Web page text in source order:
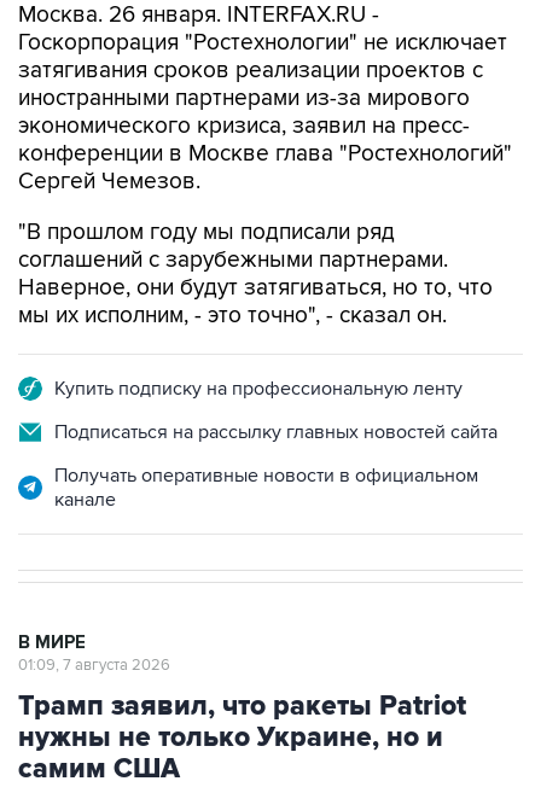
Москва. 26 января. INTERFAX.RU -
Госкорпорация "Ростехнологии" не исключает
затягивания сроков реализации проектов с
иностранными партнерами из-за мирового
экономического кризиса, заявил на пресс-
конференции в Москве глава "Ростехнологий"
Сергей Чемезов.
"В прошлом году мы подписали ряд
соглашений с зарубежными партнерами.
Наверное, они будут затягиваться, но то, что
мы их исполним, - это точно", - сказал он.
Купить подписку на профессиональную ленту
Подписаться на рассылку главных новостей сайта
Получать оперативные новости в официальном
канале
В МИРЕ
01:09, 7 августа 2026
Трамп заявил, что ракеты Patriot
нужны не только Украине, но и
самим США